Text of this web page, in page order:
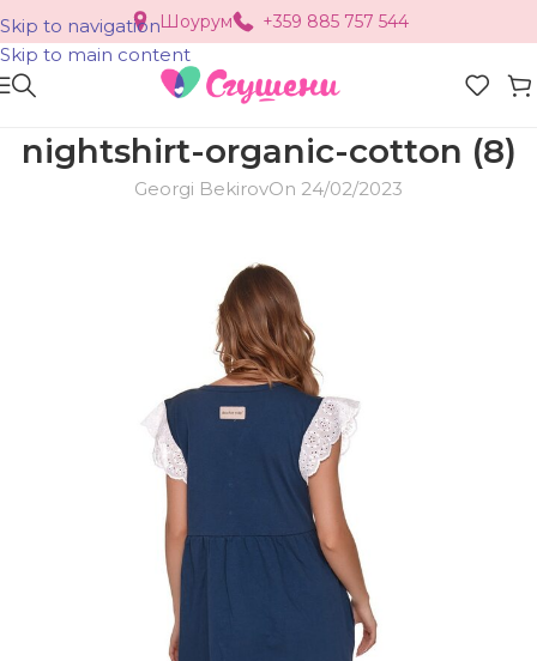
Skip to navigation
Skip to main content
Шоурум +359 885 757 544
nightshirt-organic-cotton (8)
Georgi BekirovOn 24/02/2023